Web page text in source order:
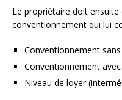
Le propriétaire doit ensuite
conventionnement qui lui
Conventionnement
Conventionnement
Niveau de loyer